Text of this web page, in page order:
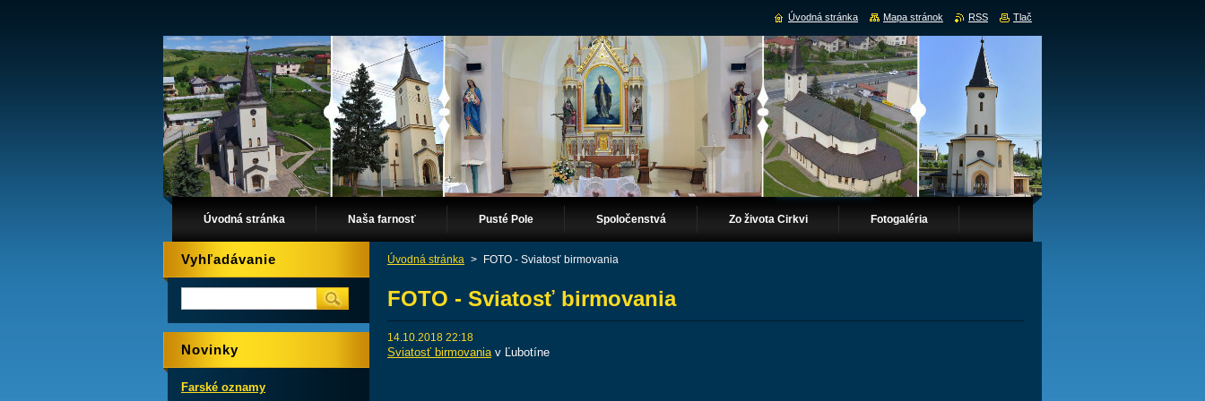
Úvodná stránka Naša farnosť Pusté Pole Spoločenstvá Zo života Cirkvi Fotogaléria
Úvodná stránka > FOTO - Sviatosť birmovania
FOTO - Sviatosť birmovania
14.10.2018 22:18
Sviatosť birmovaniav Ľubotíne
Vyhľadávanie
Novinky
Farské oznamy
Úvodná stránka Mapa stránok RSS Tlač